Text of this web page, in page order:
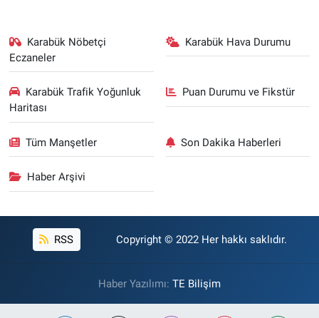
Karabük Nöbetçi
Eczaneler
Karabük Hava Durumu
Karabük Trafik Yoğunluk
Haritası
Puan Durumu ve Fikstür
Tüm Manşetler Son Dakika Haberleri
Haber Arşivi
RSS Copyright © 2022 Her hakkı saklıdır.
Haber Yazılımı: TE Bilişim